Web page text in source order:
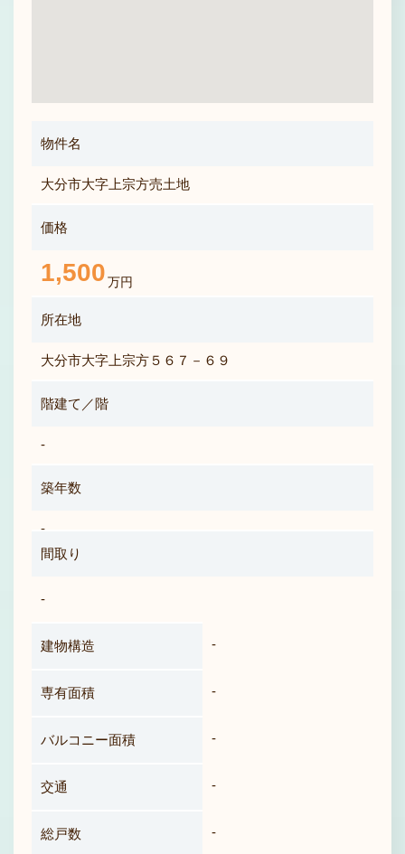
物件名
大分市大字上宗方売土地
価格
1,500万円
所在地
大分市大字上宗方５６７－６９
階建て／階
-
築年数
-
間取り
-
建物構造 -
専有面積 -
バルコニー面積 -
交通 -
総戸数 -